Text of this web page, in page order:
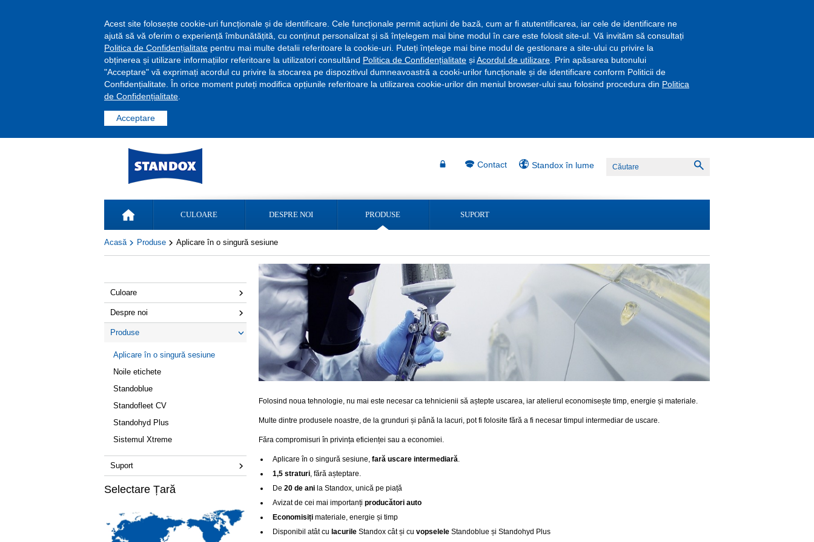
Acest site folosește cookie-uri funcționale și de identificare. Cele funcționale permit acțiuni de bază, cum ar fi atutentificarea, iar cele de identificare ne
ajută să vă oferim o experiență îmbunătățită, cu conținut personalizat și să înțelegem mai bine modul în care este folosit site-ul. Vă invităm să consultați
Politica de Confidențialitate pentru mai multe detalii referitoare la cookie-uri. Puteți înțelege mai bine modul de gestionare a site-ului cu privire la
obținerea și utilizare informațiilor referitoare la utilizatori consultând Politica de Confidențialitate șiAcordul de utilizare . Prin apăsarea butonului
"Acceptare" vă exprimați acordul cu privire la stocarea pe dispozitivul dumneavoastră a cooki-urilor funcționale și de identificare conform Politicii de
Confidențialitate. În orice moment puteți modifica opțiunile referitoare la utilizarea cookie-urilor din meniul browser-ului sau folosind procedura din Politica
de Confidențialitate
Acceptare
Contact Standox în lume Caută Caută
CULOARE DESPRE NOI PRODUSE SUPORT
Acasă Produse Aplicare în o singură sesiune
Culoare
Despre noi
Produse
Aplicare în o singură sesiune
Noile etichete
Standoblue
Standofleet CV
Standohyd Plus
Sistemul Xtreme
Suport
Selectare Țară
Folosind noua tehnologie, nu mai este necesar ca tehnicienii să aștepte uscarea, iar atelierul economisește timp, energie și materiale.
Multe dintre produsele noastre, de la grunduri și până la lacuri, pot fi folosite fără a fi necesar timpul intermediar de uscare.
Făra compromisuri în privința eficienței sau a economiei.
Aplicare în o singură sesiune, fară uscare intermediară
1,5 straturi , fără așteptare.
De 20 de ani la Standox, unică pe piață
Avizat de cei mai importanți producători auto
Economisiți materiale, energie și timp
Disponibil atât cu lacurile Standox cât și cu vopselele Standoblue și Standohyd Plus